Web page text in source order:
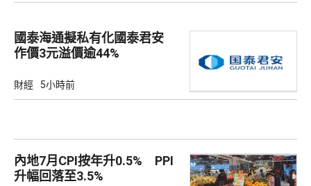
國泰海通擬私有化國泰君安
作價3元溢價逾44%
財經 5小時前
內地7月CPI按年升0.5% PPI
升幅回落至3.5%